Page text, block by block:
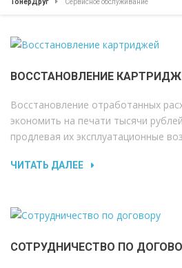
ТонерДруг Сервисное обслуживание
ВОССТАНОВЛЕНИЕ
Восстановление отработанных
экономить на печати тысячи
продлевая их эксплуатационные
ЧИТАТЬ ДАЛЕЕ
СОТРУДНИЧЕСТВО ПО